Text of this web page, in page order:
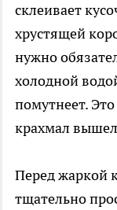
склеивает
хрустящей
нужно
холодной
помутнеет.
крахмал
Перед жаркой
тщательно